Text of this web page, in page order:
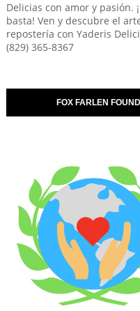
Delicias con amor y pasión.
basta! Ven y descubre el
repostería con Yaderis
(829) 365-8367
FOX FARLEN